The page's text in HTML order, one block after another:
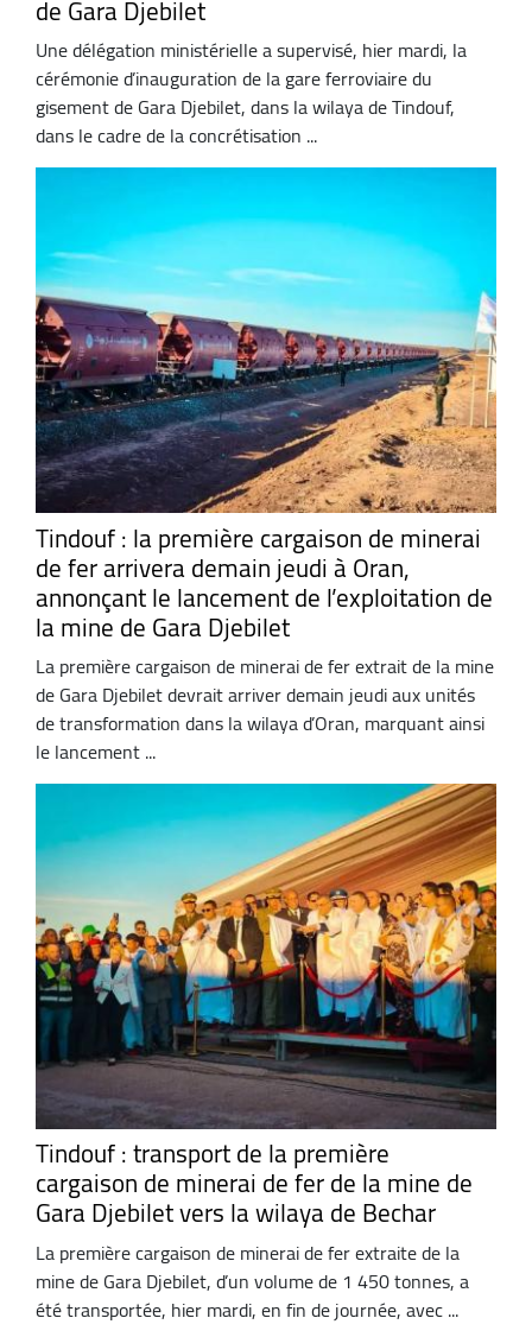
de Gara Djebilet
Une délégation ministérielle a supervisé, hier mardi, la
cérémonie d’inauguration de la gare ferroviaire du
gisement de Gara Djebilet, dans la wilaya de Tindouf,
dans le cadre de la concrétisation ...
Tindouf : la première cargaison de minerai
de fer arrivera demain jeudi à Oran,
annonçant le lancement de l’exploitation de
la mine de Gara Djebilet
La première cargaison de minerai de fer extrait de la mine
de Gara Djebilet devrait arriver demain jeudi aux unités
de transformation dans la wilaya d’Oran, marquant ainsi
le lancement ...
Tindouf : transport de la première
cargaison de minerai de fer de la mine de
Gara Djebilet vers la wilaya de Bechar
La première cargaison de minerai de fer extraite de la
mine de Gara Djebilet, d’un volume de 1 450 tonnes, a
été transportée, hier mardi, en fin de journée, avec ...